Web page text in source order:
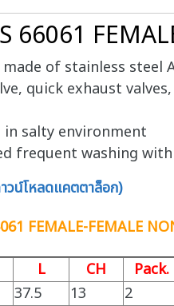
66061
made of stainless
quick exhaust
in salty environment
frequent washing
วน์โหลดแคตตาล็อก)
FEMALE-FEMALE
L CH
Pack.
37.5 13
2